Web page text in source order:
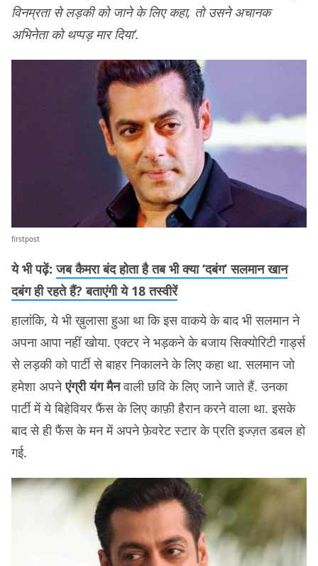
विनम्रता से लड़की को जाने के लिए कहा, तो उसने अचानक
अभिनेता को थप्पड़ मार दिया’.
firstpost
ये भी पढ़ें:जब कैमरा बंद होता है तब भी क्या ‘दबंग’ सलमान खान
दबंग ही रहते हैं? बताएंगी ये 18 तस्वीरें
हालांकि, ये भी ख़ुलासा हुआ था कि इस वाकये के बाद भी सलमान ने
अपना आपा नहीं खोया. एक्टर ने भड़कने के बजाय सिक्योरिटी गार्ड्स
से लड़की को पार्टी से बाहर निकालने के लिए कहा था. सलमान जो
हमेशा अपनेएंग्री यंग मैनवाली छवि के लिए जाने जाते हैं. उनका
पार्टी में ये बिहेवियर फैंस के लिए काफ़ी हैरान करने वाला था. इसके
बाद से ही फैंस के मन में अपने फ़ेवरेट स्टार के प्रति इज्ज़त डबल हो
गई.